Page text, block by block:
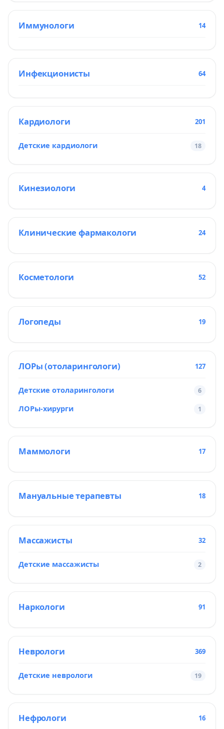
Иммунологи 14
Инфекционисты 64
Кардиологи 201
Детские кардиологи 18
Кинезиологи 4
Клинические фармакологи 24
Косметологи 52
Логопеды 19
ЛОРы (отоларингологи) 127
Детские отоларингологи 6
ЛОРы-хирурги 1
Маммологи 17
Мануальные терапевты 18
Массажисты 32
Детские массажисты 2
Наркологи 91
Неврологи 369
Детские неврологи 19
Нефрологи 16